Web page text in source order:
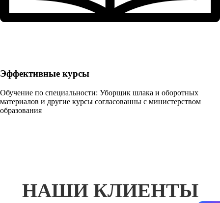
Эффективные курсы
Обучение по специальности: Уборщик шлака и оборотных
материалов и другие курсы согласованны с министерством
образования
НАШИ КЛИЕНТЫ